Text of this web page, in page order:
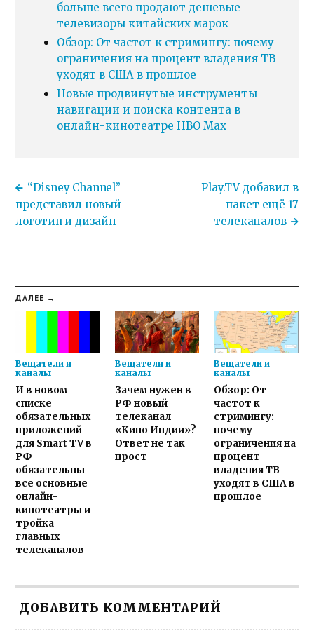
больше всего продают дешевые
телевизоры китайских марок
Обзор: От частот к стримингу: почему
ограничения на процент владения ТВ
уходят в США в прошлое
Новые продвинутые инструменты
навигации и поиска контента в
онлайн-кинотеатре HBO Max
“Disney Channel”
представил новый
логотип и дизайн
Play.TV добавил в
пакет ещё 17
телеканалов
ДАЛЕЕ →
Вещатели и
каналы
И в новом
списке
обязательных
приложений
для Smart TV в
РФ
обязательны
все основные
онлайн-
кинотеатры и
тройка
главных
телеканалов
Вещатели и
каналы
Зачем нужен в
РФ новый
телеканал
«Кино Индии»?
Ответ не так
прост
Вещатели и
каналы
Обзор: От
частот к
стримингу:
почему
ограничения на
процент
владения ТВ
уходят в США в
прошлое
ДОБАВИТЬ КОММЕНТАРИЙ